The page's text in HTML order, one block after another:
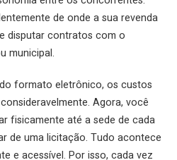
de onde a sua revenda
disputar contratos com o
municipal.
formato eletrônico, os custos
Agora, você
fisicamente até a sede de cada
de uma licitação. Tudo acontece
e acessível. Por isso, cada vez